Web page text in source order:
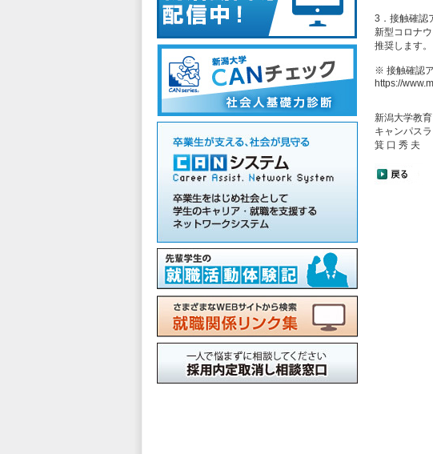
3．接触確認
新型コロナ
推奨します。
※ 接触確認
https://
新潟大学教
キャンパス
箕 口 秀 夫